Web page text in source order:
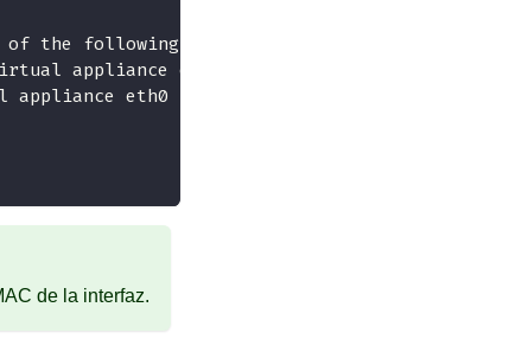
of the following:
appliance eth0 port
appliance eth0 port
de la interfaz.